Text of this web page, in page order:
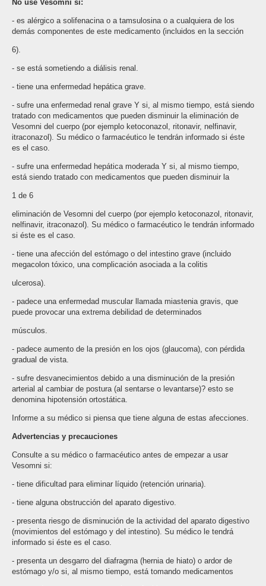
No use Vesomni si:
- es alérgico a solifenacina o a tamsulosina o a cualquiera de los
demás componentes de este medicamento (incluidos en la sección
6).
- se está sometiendo a diálisis renal.
- tiene una enfermedad hepática grave.
- sufre una enfermedad renal grave Y si, al mismo tiempo, está siendo
tratado con medicamentos que pueden disminuir la eliminación de
Vesomni del cuerpo (por ejemplo ketoconazol, ritonavir, nelfinavir,
itraconazol). Su médico o farmacéutico le tendrán informado si éste
es el caso.
- sufre una enfermedad hepática moderada Y si, al mismo tiempo,
está siendo tratado con medicamentos que pueden disminuir la
1 de 6
eliminación de Vesomni del cuerpo (por ejemplo ketoconazol, ritonavir,
nelfinavir, itraconazol). Su médico o farmacéutico le tendrán informado
si éste es el caso.
- tiene una afección del estómago o del intestino grave (incluido
megacolon tóxico, una complicación asociada a la colitis
ulcerosa).
- padece una enfermedad muscular llamada miastenia gravis, que
puede provocar una extrema debilidad de determinados
músculos.
- padece aumento de la presión en los ojos (glaucoma), con pérdida
gradual de vista.
- sufre desvanecimientos debido a una disminución de la presión
arterial al cambiar de postura (al sentarse o levantarse)? esto se
denomina hipotensión ortostática.
Informe a su médico si piensa que tiene alguna de estas afecciones.
Advertencias y precauciones
Consulte a su médico o farmacéutico antes de empezar a usar
Vesomni si:
- tiene dificultad para eliminar líquido (retención urinaria).
- tiene alguna obstrucción del aparato digestivo.
- presenta riesgo de disminución de la actividad del aparato digestivo
(movimientos del estómago y del intestino). Su médico le tendrá
informado si éste es el caso.
- presenta un desgarro del diafragma (hernia de hiato) o ardor de
estómago y/o si, al mismo tiempo, está tomando medicamentos